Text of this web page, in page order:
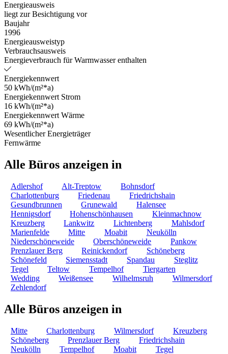
Energieausweis
liegt zur Besichtigung vor
Baujahr
1996
Energieausweistyp
Verbrauchsausweis
Energieverbrauch für Warmwasser enthalten
Energiekennwert
50 kWh/(m²*a)
Energiekennwert Strom
16 kWh/(m²*a)
Energiekennwert Wärme
69 kWh/(m²*a)
Wesentlicher Energieträger
Fernwärme
Alle Büros anzeigen in
Adlershof Alt-Treptow
Bohnsdorf
Charlottenburg
Friedenau
Friedrichshain
Gesundbrunnen
Grunewald
Halensee
Hennigsdorf
Hohenschönhausen
Kleinmachnow
Kreuzberg
Lankwitz Lichtenberg
Mahlsdorf
Marienfelde
Mitte Moabit
Neukölln
Niederschöneweide
Oberschöneweide
Pankow
Prenzlauer Berg
Reinickendorf
Schöneberg
Schönefeld
Siemensstadt Spandau
Steglitz
Tegel
Teltow Tempelhof
Tiergarten
Wedding
Weißensee Wilhelmsruh
Wilmersdorf
Zehlendorf
Alle Büros anzeigen in
Mitte Charlottenburg Wilmersdorf
Kreuzberg
Schöneberg
Prenzlauer Berg
Friedrichshain
Neukölln
Tempelhof Moabit
Tegel